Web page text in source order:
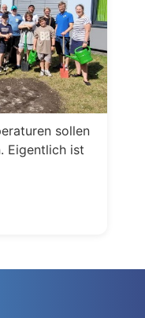
sollen
Eigentlich ist